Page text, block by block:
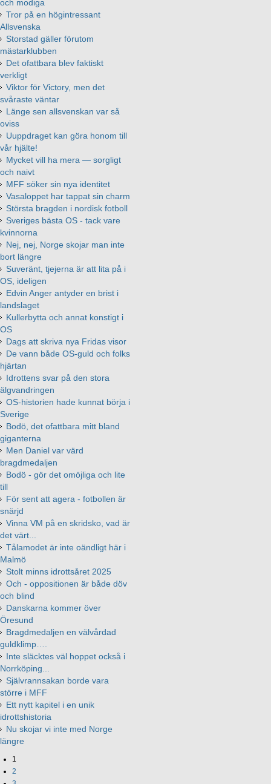
och modiga
Tror på en högintressant
Allsvenska
Storstad gäller förutom
mästarklubben
Det ofattbara blev faktiskt
verkligt
Viktor för Victory, men det
svåraste väntar
Länge sen allsvenskan var så
oviss
Uuppdraget kan göra honom till
vår hjälte!
Mycket vill ha mera — sorgligt
och naivt
MFF söker sin nya identitet
Vasaloppet har tappat sin charm
Största bragden i nordisk fotboll
Sveriges bästa OS - tack vare
kvinnorna
Nej, nej, Norge skojar man inte
bort längre
Suveränt, tjejerna är att lita på i
OS, ideligen
Edvin Anger antyder en brist i
landslaget
Kullerbytta och annat konstigt i
OS
Dags att skriva nya Fridas visor
De vann både OS-guld och folks
hjärtan
Idrottens svar på den stora
älgvandringen
OS-historien hade kunnat börja i
Sverige
Bodö, det ofattbara mitt bland
giganterna
Men Daniel var värd
bragdmedaljen
Bodö - gör det omöjliga och lite
till
För sent att agera - fotbollen är
snärjd
Vinna VM på en skridsko, vad är
det värt...
Tålamodet är inte oändligt här i
Malmö
Stolt minns idrottsåret 2025
Och - oppositionen är både döv
och blind
Danskarna kommer över
Öresund
Bragdmedaljen en välvårdad
guldklimp….
Inte släcktes väl hoppet också i
Norrköping...
Självrannsakan borde vara
större i MFF
Ett nytt kapitel i en unik
idrottshistoria
Nu skojar vi inte med Norge
längre
1
2